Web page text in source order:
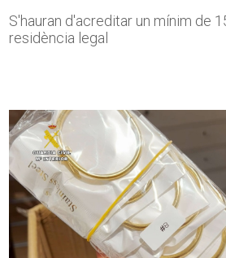
S'hauran d'acreditar un mínim de
residència legal